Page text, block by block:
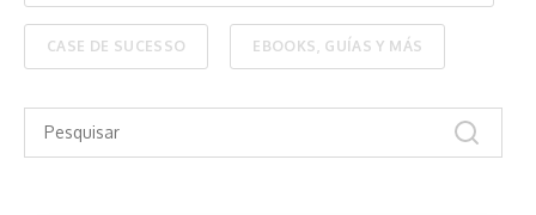
CASE DE SUCESSO EBOOKS, GUÍAS Y MÁS